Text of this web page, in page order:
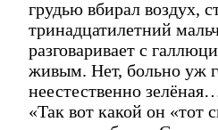
грудью вбирал воздух,
тринадцатилетний
разговаривает с
живым. Нет, больно уж
неестественно
«Так вот какой он «тот